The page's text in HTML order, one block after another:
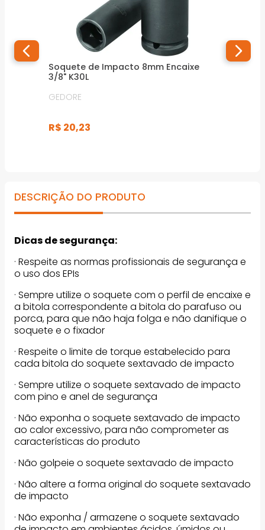
Soquete de Impacto 8mm Encaixe
3/8" K30L
GEDORE
R$ 20,23
DESCRIÇÃO DO PRODUTO
Dicas de segurança:
· Respeite as normas profissionais de segurança e
o uso dos EPIs
· Sempre utilize o soquete com o perfil de encaixe e
a bitola correspondente a bitola do parafuso ou
porca, para que não haja folga e não danifique o
soquete e o fixador
· Respeite o limite de torque estabelecido para
cada bitola do soquete sextavado de impacto
· Sempre utilize o soquete sextavado de impacto
com pino e anel de segurança
· Não exponha o soquete sextavado de impacto
ao calor excessivo, para não comprometer as
características do produto
· Não golpeie o soquete sextavado de impacto
· Não altere a forma original do soquete sextavado
de impacto
· Não exponha / armazene o soquete sextavado